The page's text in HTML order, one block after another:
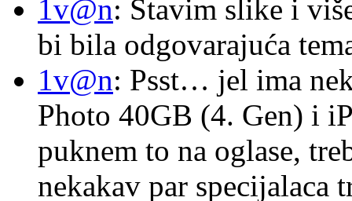
1v@n: Stavim slike i
bi bila odgovarajuća
1v@n: Psst… jel ima
Photo 40GB (4. Gen) i
puknem to na oglase,
nekakav par